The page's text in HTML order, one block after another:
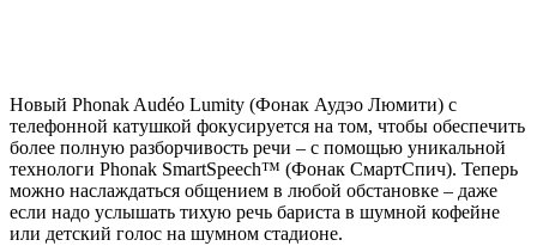
Новый Phonak Audéo Lumity (Фонак Аудэо Люмити) с
телефонной катушкой фокусируется на том, чтобы обеспечить
более полную разборчивость речи – с помощью уникальной
технологи Phonak SmartSpeech™ (Фонак СмартСпич). Теперь
можно наслаждаться общением в любой обстановке – даже
если надо услышать тихую речь бариста в шумной кофейне
или детский голос на шумном стадионе.